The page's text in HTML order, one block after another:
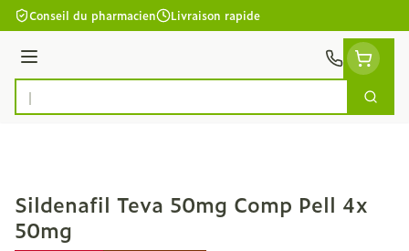
Aller au contenu
Conseil du pharmacien Livraison rapide
Menu
Rechercher
Sildenafil Teva 50mg Comp Pell 4x
50mg